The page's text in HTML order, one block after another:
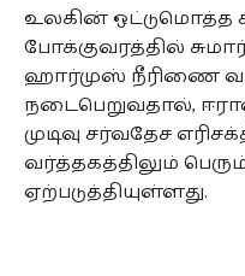
உலகின்
போக்குவரத்தில்
ஹார்முஸ் நீரிணை
நடைபெறுவதால்,
முடிவு சர்வதேச
வர்த்தகத்திலும்
ஏற்படுத்தியுள்ளது.